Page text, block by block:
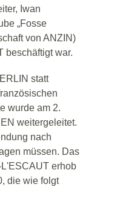
Iwan
„Fosse
von ANZIN)
beschäftigt war.
statt
wurde am 2.
weitergeleitet.
nach
müssen. Das
erhob
die wie folgt